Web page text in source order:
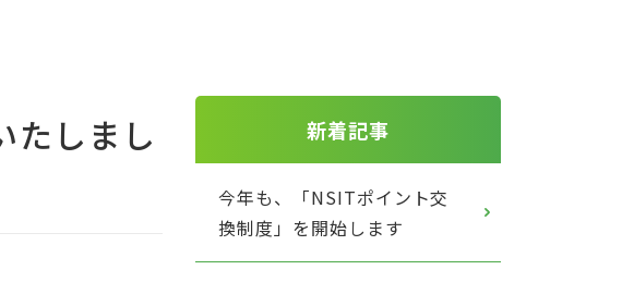
たしまし
新着記事
今年も、「NSITポイント交
換制度」を開始します